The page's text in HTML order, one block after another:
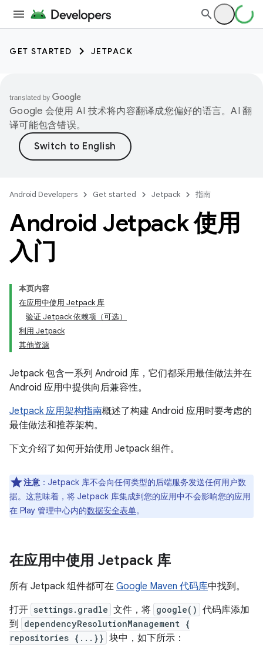
GET STARTED JETPACK
Google 会使用 AI 技术将内容翻译成您偏好的语言。AI 翻
译可能包含错误。
Android Developers Get started Jetpack 指南
Android Jetpack 使用
入门
本页内容
在应用中使用 Jetpack 库
验证 Jetpack 依赖项（可选）
利用 Jetpack
其他资源
Jetpack 包含一系列 Android 库，它们都采用最佳做法并在
Android 应用中提供向后兼容性。
Jetpack 应用架构指南概述了构建 Android 应用时要考虑的
最佳做法和推荐架构。
下文介绍了如何开始使用 Jetpack 组件。
注意 ：Jetpack 库不会向任何类型的后端服务发送任何用户数
据。这意味着，将 Jetpack 库集成到您的应用中不会影响您的应用
在 Play 管理中心内的数据安全表单。
在应用中使用 Jetpack 库
所有 Jetpack 组件都可在 Google Maven 代码库中找到。
打开 settings.gradle 文件，将 google() 代码库添加
到
dependencyResolutionManagement {
repositories {...}} 块中，如下所示：